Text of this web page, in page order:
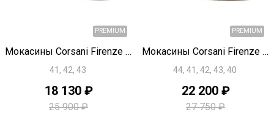
Быстрый просмотр Мокасины Corsani Firenze U1851
41, 42, 43
18 130 ₽
25 900 ₽
Быстрый просмотр Мокасины Corsani Firenze U1849
44, 41, 42, 43, 40
22 200 ₽
27 750 ₽